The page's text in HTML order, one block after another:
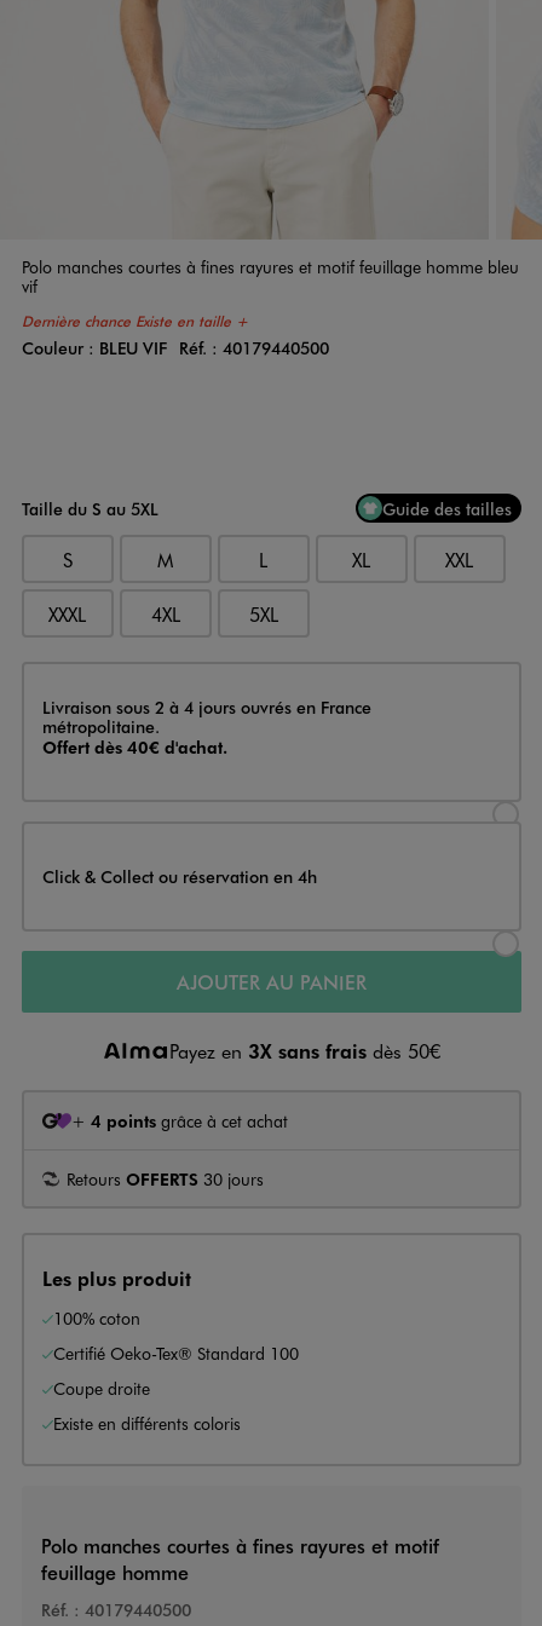
Polo manches courtes à fines rayures et motif feuillage homme bleu
vif
Dernière chance Existe en taille +
Couleur
Couleur : BLEU VIF Réf. : 40179440500
Taille du S au 5XL Guide des tailles
S M L XL XXL
XXXL 4XL 5XL
Livraison
Livraison sous 2 à 4 jours ouvrés en France
métropolitaine.
Offert dès 40€ d'achat.
Click & Collect ou réservation en 4h
AJOUTER AU PANIER
Payez en 3X sans frais dès 50€
+ 4 points grâce à cet achat
Retours OFFERTS 30 jours
Les plus produit
100% coton
Certifié Oeko-Tex® Standard 100
Coupe droite
Existe en différents coloris
Polo manches courtes à fines rayures et motif
feuillage homme
Réf. : 40179440500